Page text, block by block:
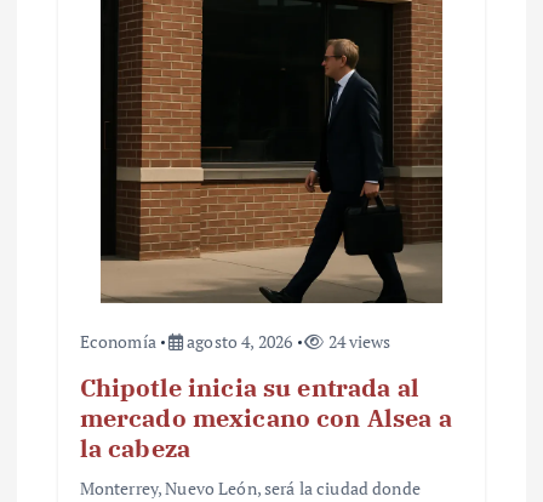
Economía agosto 4, 2026 24 views
Chipotle inicia su entrada al
mercado mexicano con Alsea a
la cabeza
Monterrey, Nuevo León, será la ciudad donde